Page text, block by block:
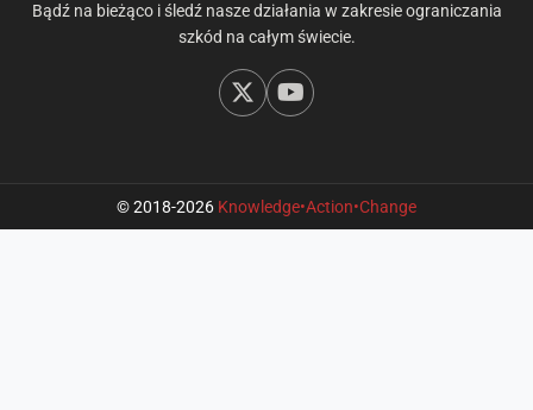
Bądź na bieżąco i śledź nasze działania w zakresie ograniczania
szkód na całym świecie.
© 2018-2026 Knowledge•Action•Change